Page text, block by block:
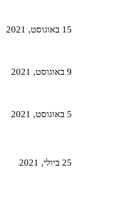
15 באוגוסט,‏ 2021
9 באוגוסט,‏ 2021
5 באוגוסט,‏ 2021
25 ביולי,‏ 2021